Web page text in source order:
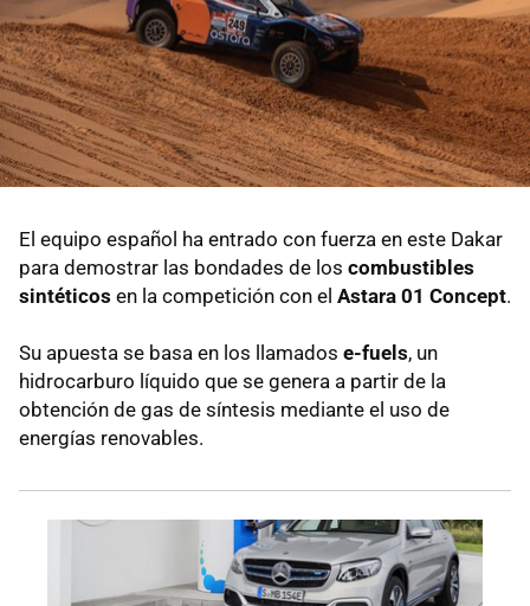
El equipo español ha entrado con fuerza en este Dakar
para demostrar las bondades de los combustibles
sintéticos en la competición con el Astara 01 Concept.
Su apuesta se basa en los llamados e-fuels, un
hidrocarburo líquido que se genera a partir de la
obtención de gas de síntesis mediante el uso de
energías renovables.